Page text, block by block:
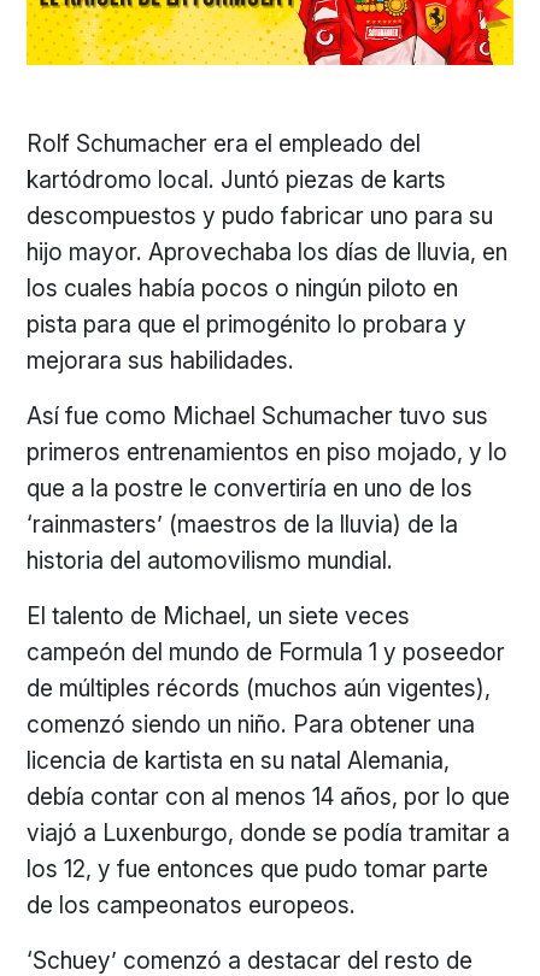
Rolf Schumacher era el empleado del
kartódromo local. Juntó piezas de karts
descompuestos y pudo fabricar uno para su
hijo mayor. Aprovechaba los días de lluvia, en
los cuales había pocos o ningún piloto en
pista para que el primogénito lo probara y
mejorara sus habilidades.
Así fue como Michael Schumacher tuvo sus
primeros entrenamientos en piso mojado, y lo
que a la postre le convertiría en uno de los
‘rainmasters’ (maestros de la lluvia) de la
historia del automovilismo mundial.
El talento de Michael, un siete veces
campeón del mundo de Formula 1 y poseedor
de múltiples récords (muchos aún vigentes),
comenzó siendo un niño. Para obtener una
licencia de kartista en su natal Alemania,
debía contar con al menos 14 años, por lo que
viajó a Luxenburgo, donde se podía tramitar a
los 12, y fue entonces que pudo tomar parte
de los campeonatos europeos.
‘Schuey’ comenzó a destacar del resto de